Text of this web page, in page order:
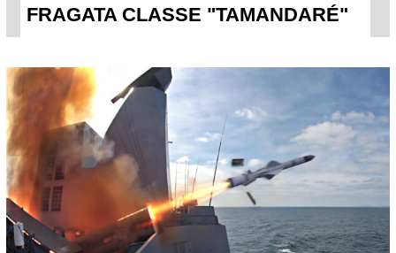
FRAGATA CLASSE "TAMANDARÉ"